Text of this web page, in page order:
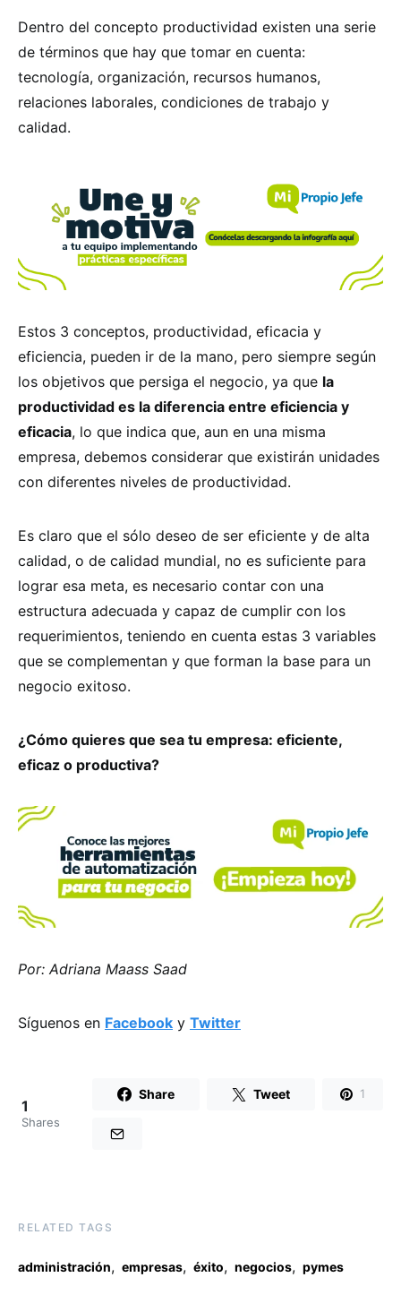
Dentro del concepto productividad existen una serie
de términos que hay que tomar en cuenta:
tecnología, organización, recursos humanos,
relaciones laborales, condiciones de trabajo y
calidad.
Estos 3 conceptos, productividad, eficacia y
eficiencia, pueden ir de la mano, pero siempre según
los objetivos que persiga el negocio, ya que la
productividad es la diferencia entre eficiencia y
eficacia, lo que indica que, aun en una misma
empresa, debemos considerar que existirán unidades
con diferentes niveles de productividad.
Es claro que el sólo deseo de ser eficiente y de alta
calidad, o de calidad mundial, no es suficiente para
lograr esa meta, es necesario contar con una
estructura adecuada y capaz de cumplir con los
requerimientos, teniendo en cuenta estas 3 variables
que se complementan y que forman la base para un
negocio exitoso.
¿Cómo quieres que sea tu empresa: eficiente,
eficaz o productiva?
Por: Adriana Maass Saad
Síguenos en Facebook y Twitter
1
Shares
Share Tweet 1
RELATED TAGS
administración, empresas, éxito, negocios, pymes